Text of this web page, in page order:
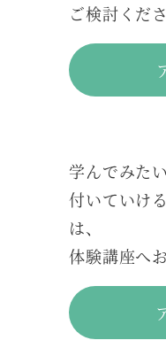
ご検討くださ
学んでみた
付いていけ
は、
体験講座へ